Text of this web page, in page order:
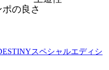
ポの良さ
スペシャルエディシ